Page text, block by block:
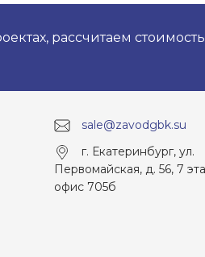
рассчитаем стоимость
sale@zavodgbk.su
г. Екатеринбург, ул.
Первомайская, д. 56, 7
офис 705б